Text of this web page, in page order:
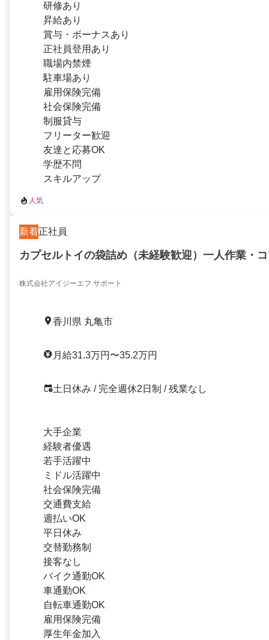
研修あり
昇給あり
賞与・ボーナスあり
正社員登用あり
職場内禁煙
駐車場あり
雇用保険完備
社会保険完備
制服貸与
フリーター歓迎
友達と応募OK
学歴不問
スキルアップ
人気
新着正社員
カプセルトイの袋詰め（未経験歓迎）一人作業・
株式会社アイジーエフ サポート
香川県 丸亀市
月給31.3万円〜35.2万円
土日休み / 完全週休2日制 / 残業なし
大手企業
経験者優遇
若手活躍中
ミドル活躍中
社会保険完備
交通費支給
週払いOK
平日休み
交替勤務制
接客なし
バイク通勤OK
車通勤OK
自転車通勤OK
雇用保険完備
厚生年金加入